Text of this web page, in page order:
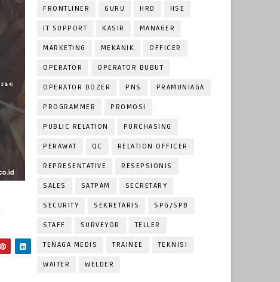
FRONTLINER GURU HRD HSE
IT SUPPORT KASIR MANAGER
MARKETING MEKANIK OFFICER
OPERATOR OPERATOR BUBUT
OPERATOR DOZER PNS PRAMUNIAGA
PROGRAMMER PROMOSI
PUBLIC RELATION PURCHASING
PERAWAT QC RELATION OFFICER
REPRESENTATIVE RESEPSIONIS
SALES SATPAM SECRETARY
SECURITY SEKRETARIS SPG/SPB
STAFF SURVEYOR TELLER
TENAGA MEDIS TRAINEE TEKNISI
WAITER WELDER